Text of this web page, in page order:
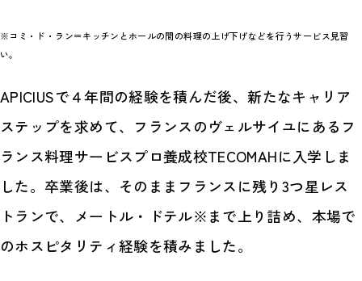
※コミ・ド・ラン＝キッチンとホールの間の料理の上げ下げなどを行うサービス見習
い。
APICIUSで４年間の経験を積んだ後、新たなキャリア
ステップを求めて、フランスのヴェルサイユにあるフ
ランス料理サービスプロ養成校TECOMAHに入学しま
した。卒業後は、そのままフランスに残り3つ星レス
トランで、メートル・ドテル※まで上り詰め、本場で
のホスピタリティ経験を積みました。